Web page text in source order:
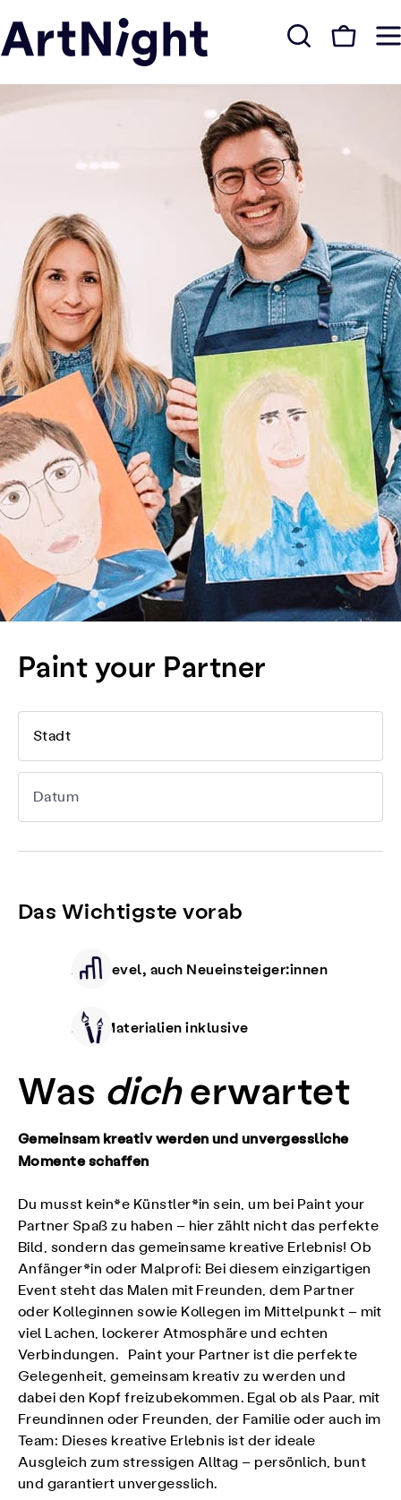
Paint your Partner
Stadt
Datum
Das Wichtigste vorab
Alle Level, auch Neueinsteiger:innen
Alle Materialien inklusive
Was dicherwartet
Gemeinsam kreativ werden und unvergessliche
Momente schaffen
Du musst kein*e Künstler*in sein, um bei Paint your
Partner Spaß zu haben – hier zählt nicht das perfekte
Bild, sondern das gemeinsame kreative Erlebnis! Ob
Anfänger*in oder Malprofi: Bei diesem einzigartigen
Event steht das Malen mit Freunden, dem Partner
oder Kolleginnen sowie Kollegen im Mittelpunkt – mit
viel Lachen, lockerer Atmosphäre und echten
Verbindungen. Paint your Partner ist die perfekte
Gelegenheit, gemeinsam kreativ zu werden und
dabei den Kopf freizubekommen. Egal ob als Paar, mit
Freundinnen oder Freunden, der Familie oder auch im
Team: Dieses kreative Erlebnis ist der ideale
Ausgleich zum stressigen Alltag – persönlich, bunt
und garantiert unvergesslich.